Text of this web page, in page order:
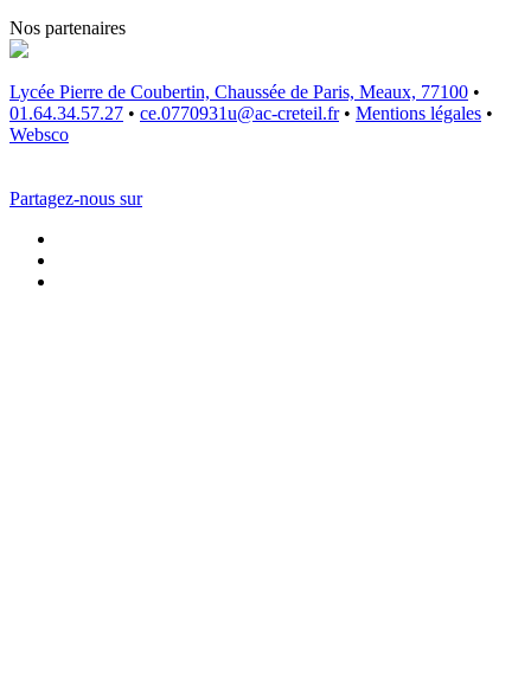
Nos partenaires
Lycée Pierre de Coubertin, Chaussée de Paris, Meaux, 77100 •
01.64.34.57.27 • ce.0770931u@ac-creteil.fr • Mentions légales •
Websco
Partagez-nous sur